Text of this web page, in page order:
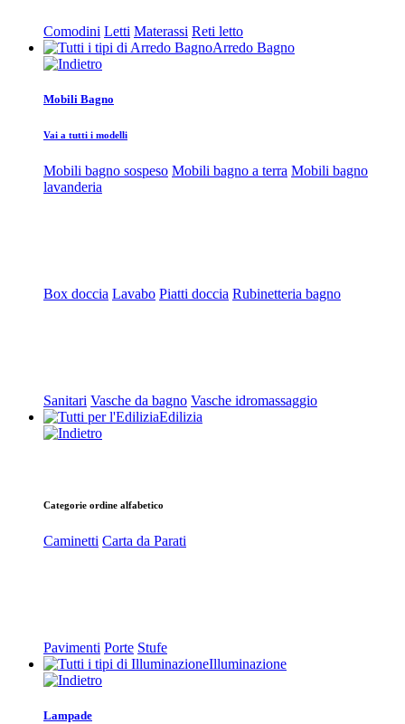
Comodini Letti Materassi Reti letto
Arredo Bagno
Mobili Bagno
Vai a tutti i modelli
Mobili bagno sospeso Mobili bagno a terra Mobili bagno
lavanderia
Box doccia Lavabo Piatti doccia Rubinetteria bagno
Sanitari Vasche da bagno Vasche idromassaggio
Edilizia
Categorie ordine alfabetico
Caminetti Carta da Parati
Pavimenti Porte Stufe
Illuminazione
Lampade